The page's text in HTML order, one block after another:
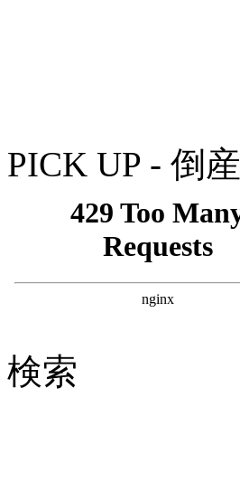
PICK UP - 倒産
検索